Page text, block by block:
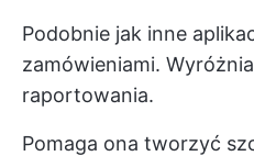
Podobnie jak inne
zamówieniami.
raportowania.
Pomaga ona tworzyć